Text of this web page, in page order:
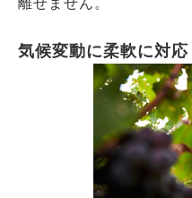
気候変動に柔軟に対